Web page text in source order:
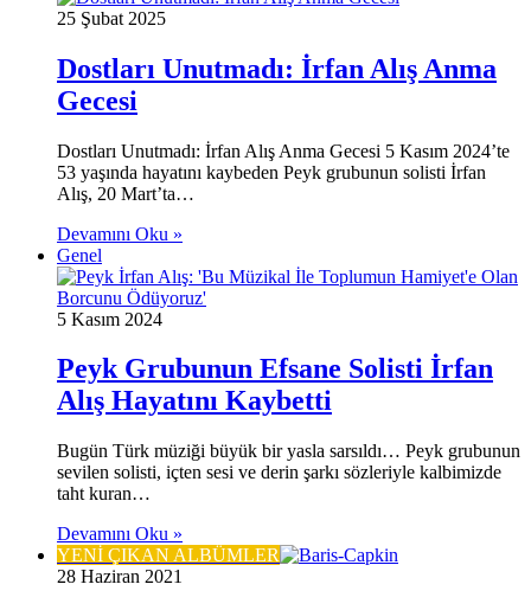
25 Şubat 2025
Dostları Unutmadı: İrfan Alış Anma
Gecesi
Dostları Unutmadı: İrfan Alış Anma Gecesi 5 Kasım 2024’te
53 yaşında hayatını kaybeden Peyk grubunun solisti İrfan
Alış, 20 Mart’ta…
Devamını Oku »
Genel
5 Kasım 2024
Peyk Grubunun Efsane Solisti İrfan
Alış Hayatını Kaybetti
Bugün Türk müziği büyük bir yasla sarsıldı… Peyk grubunun
sevilen solisti, içten sesi ve derin şarkı sözleriyle kalbimizde
taht kuran…
Devamını Oku »
YENİ ÇIKAN ALBÜMLER
28 Haziran 2021